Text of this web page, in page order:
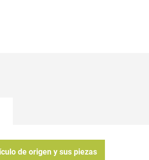
de origen y sus piezas